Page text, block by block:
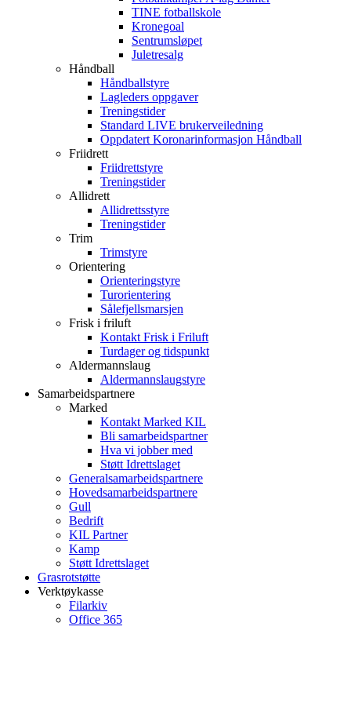
TINE fotballskole
Kronegoal
Sentrumsløpet
Juletresalg
Håndball
Håndballstyre
Lagleders oppgaver
Treningstider
Standard LIVE brukerveiledning
Oppdatert Koronarinformasjon Håndball
Friidrett
Friidrettstyre
Treningstider
Allidrett
Allidrettsstyre
Treningstider
Trim
Trimstyre
Orientering
Orienteringstyre
Turorientering
Sålefjellsmarsjen
Frisk i friluft
Kontakt Frisk i Friluft
Turdager og tidspunkt
Aldermannslaug
Aldermannslaugstyre
Samarbeidspartnere
Marked
Kontakt Marked KIL
Bli samarbeidspartner
Hva vi jobber med
Støtt Idrettslaget
Generalsamarbeidspartnere
Hovedsamarbeidspartnere
Gull
Bedrift
KIL Partner
Kamp
Støtt Idrettslaget
Grasrotstøtte
Verktøykasse
Filarkiv
Office 365